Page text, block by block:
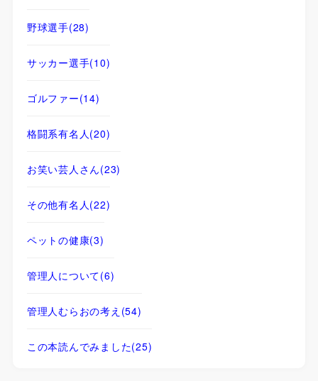
野球選手(28)
サッカー選手(10)
ゴルファー(14)
格闘系有名人(20)
お笑い芸人さん(23)
その他有名人(22)
ペットの健康(3)
管理人について(6)
管理人むらおの考え (54)
この本読んでみました(25)